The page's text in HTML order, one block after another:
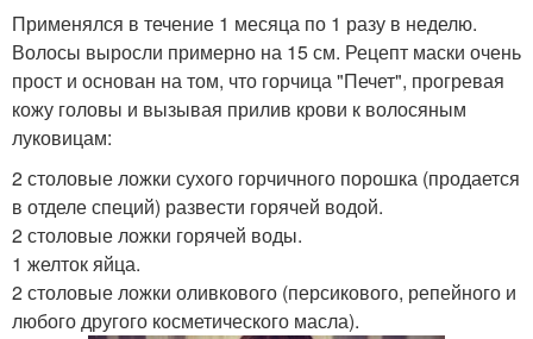
Применялся в течение 1 месяца по 1 разу в неделю.
Волосы выросли примерно на 15 см. Рецепт маски очень
прост и основан на том, что горчица "Печет", прогревая
кожу головы и вызывая прилив крови к волосяным
луковицам:
2 столовые ложки сухого горчичного порошка (продается
в отделе специй) развести горячей водой.
2 столовые ложки горячей воды.
1 желток яйца.
2 столовые ложки оливкового (персикового, репейного и
любого другого косметического масла).